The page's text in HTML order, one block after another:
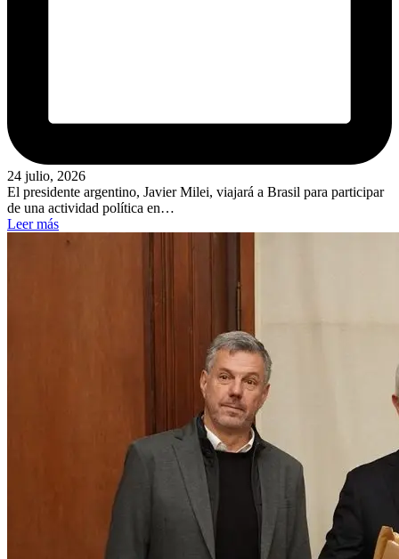
24 julio, 2026
El presidente argentino, Javier Milei, viajará a Brasil para participar
de una actividad política en…
Leer más